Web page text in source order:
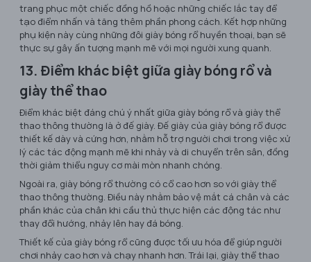
trang phục một chiếc đồng hồ hoặc những chiếc lắc tay để
tạo điểm nhấn và tăng thêm phần phong cách. Kết hợp những
phụ kiện này cùng những đôi giày bóng rổ huyền thoại, bạn sẽ
thực sự gây ấn tượng mạnh mẽ với mọi người xung quanh.
13. Điểm khác biệt giữa giày bóng rổ và
giày thể thao
Điểm khác biệt đáng chú ý nhất giữa giày bóng rổ và giày thể
thao thông thường là ở đế giày. Đế giày của giày bóng rổ được
thiết kế dày và cứng hơn, nhằm hỗ trợ người chơi trong việc xử
lý các tác động mạnh mẽ khi nhảy và di chuyển trên sân, đồng
thời giảm thiểu nguy cơ mài mòn nhanh chóng.
Ngoài ra, giày bóng rổ thường có cổ cao hơn so với giày thể
thao thông thường. Điều này nhằm bảo vệ mắt cá chân và các
phần khác của chân khi cầu thủ thực hiện các động tác như
thay đổi hướng, nhảy lên hay đá bóng.
Thiết kế của giày bóng rổ cũng được tối ưu hóa để giúp người
chơi nhảy cao hơn và chạy nhanh hơn. Trái lại, giày thể thao